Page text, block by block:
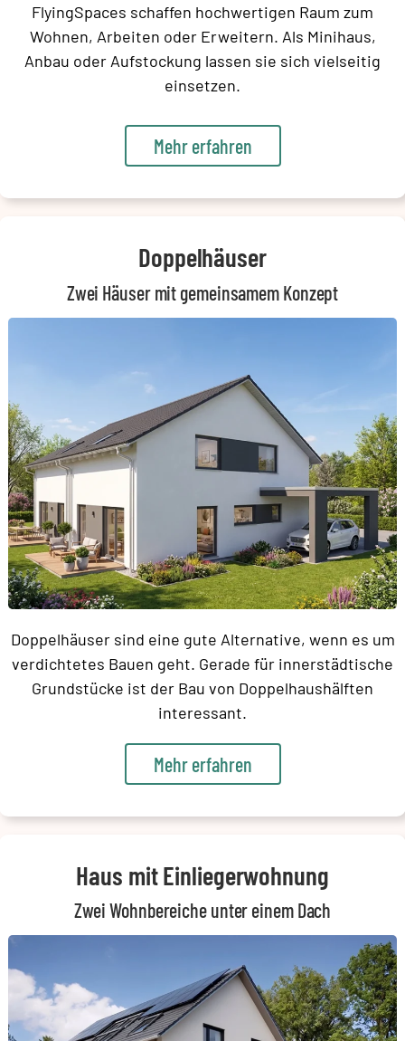
FlyingSpaces schaffen hochwertigen Raum zum
Wohnen, Arbeiten oder Erweitern. Als Minihaus,
Anbau oder Aufstockung lassen sie sich vielseitig
einsetzen.
Mehr erfahren
Doppelhäuser
Zwei Häuser mit gemeinsamem Konzept
Doppelhäuser sind eine gute Alternative, wenn es um
verdichtetes Bauen geht. Gerade für innerstädtische
Grundstücke ist der Bau von Doppelhaushälften
interessant.
Mehr erfahren
Haus mit Einliegerwohnung
Zwei Wohnbereiche unter einem Dach